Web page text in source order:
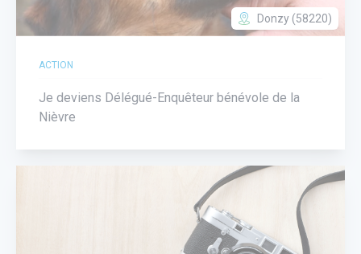
Donzy (58220)
ACTION
Je deviens Délégué-Enquêteur bénévole de la
Nièvre